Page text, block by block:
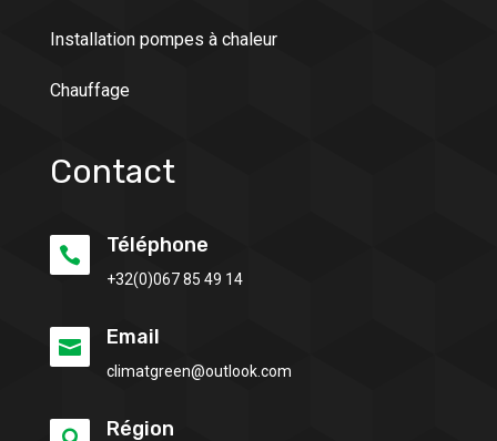
Installation pompes à chaleur
Chauffage
Contact
 Téléphone
+32(0)067 85 49 14
 Email
climatgreen@outlook.com
Région